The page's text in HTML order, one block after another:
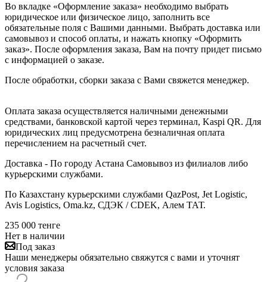
Во вкладке «Оформление заказа» необходимо выбрать
юридическое или физическое лицо, заполнить все
обязательные поля с Вашими данными. Выбрать доставка или
самовывоз и способ оплаты, и нажать кнопку «Оформить
заказ». После оформления заказа, Вам на почту придет письмо
с информацией о заказе.
После обработки, сборки заказа с Вами свяжется менеджер.
Оплата заказа осуществляется наличными денежными
средствами, банковской картой через терминал, Kaspi QR. Для
юридических лиц предусмотрена безналичная оплата
перечислением на расчетный счет.
Доставка - По городу Астана Самовывоз из филиалов либо
курьерскими службами.
По Казахстану курьерскими службами QazPost, Jet Logistic,
Avis Logistics, Oma.kz, СДЭК / CDEK, Алем ТАТ.
235 000 тенге
Нет в наличии
Под заказ
Наши менеджеры обязательно свяжутся с вами и уточнят
условия заказа